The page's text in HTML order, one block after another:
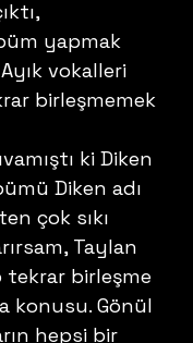
yapmak
vokalleri
birleşmemek
ki Diken
Diken adı
çok sıkı
Taylan
tekrar birleşme
konusu. Gönül
hepsi bir